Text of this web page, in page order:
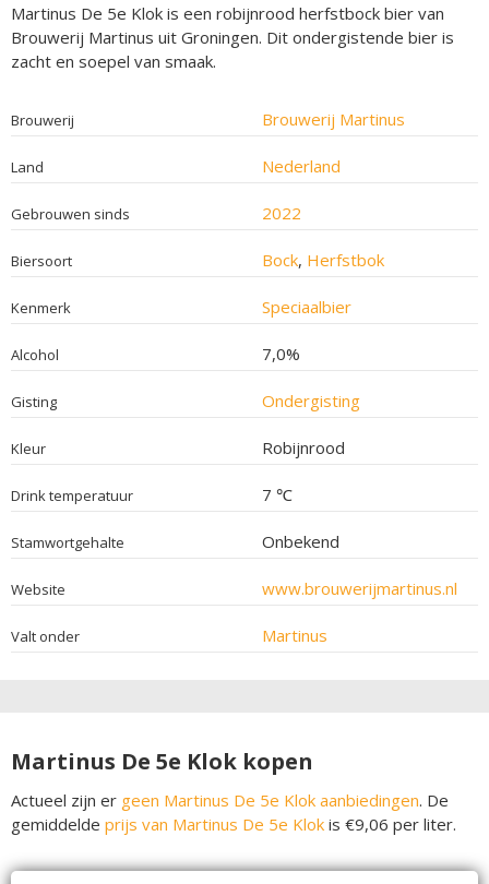
Martinus De 5e Klok is een robijnrood herfstbock bier van
Brouwerij Martinus uit Groningen. Dit ondergistende bier is
zacht en soepel van smaak.
Brouwerij Brouwerij Martinus
Land Nederland
Gebrouwen sinds 2022
Biersoort Bock, Herfstbok
Kenmerk Speciaalbier
Alcohol 7,0%
Gisting Ondergisting
Kleur Robijnrood
Drink temperatuur 7 ℃
Stamwortgehalte Onbekend
Website www.brouwerijmartinus.nl
Valt onder Martinus
Martinus De 5e Klok kopen
Actueel zijn er geen Martinus De 5e Klok aanbiedingen. De
gemiddelde prijs van Martinus De 5e Klok is €9,06 per liter.